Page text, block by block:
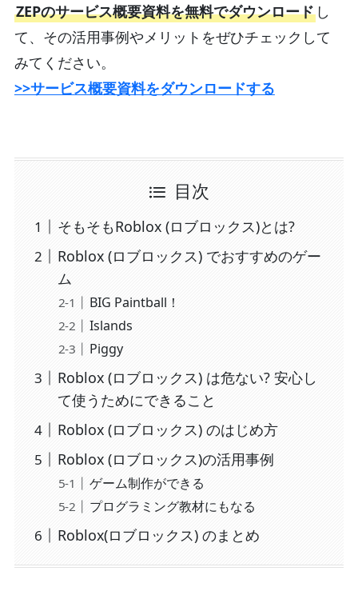
ZEPのサービス概要資料を無料でダウンロードし
て、その活用事例やメリットをぜひチェックして
みてください。
>>サービス概要資料をダウンロードする
目次
そもそもRoblox (ロブロックス)とは?
Roblox (ロブロックス) でおすすめのゲー
ム
BIG Paintball！
Islands
Piggy
Roblox (ロブロックス) は危ない? 安心し
て使うためにできること
Roblox (ロブロックス) のはじめ方
Roblox (ロブロックス)の活用事例
ゲーム制作ができる
プログラミング教材にもなる
Roblox(ロブロックス) のまとめ